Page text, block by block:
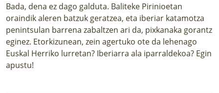
Bada, dena ez dago galduta. Baliteke Pirinioetan
oraindik aleren batzuk geratzea, eta iberiar katamotza
penintsulan barrena zabaltzen ari da, pixkanaka gorantz
eginez. Etorkizunean, zein agertuko ote da lehenago
Euskal Herriko lurretan? Iberiarra ala iparraldekoa? Egin
apustu!